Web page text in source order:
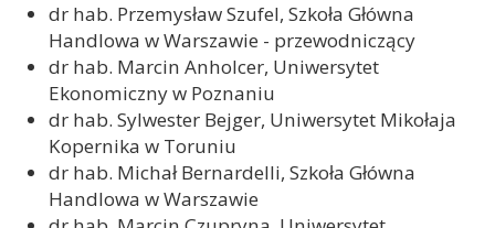
dr hab. Przemysław Szufel, Szkoła Główna
Handlowa w Warszawie - przewodniczący
dr hab. Marcin Anholcer, Uniwersytet
Ekonomiczny w Poznaniu
dr hab. Sylwester Bejger, Uniwersytet Mikołaja
Kopernika w Toruniu
dr hab. Michał Bernardelli, Szkoła Główna
Handlowa w Warszawie